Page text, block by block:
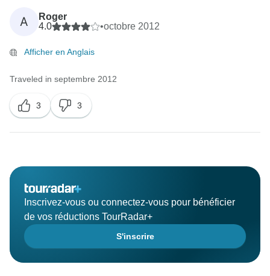
A
Roger
4.0
•octobre 2012
Afficher en Anglais
Traveled in septembre 2012
3 3
Inscrivez-vous ou connectez-vous pour bénéficier
de vos réductions TourRadar+
S'inscrire